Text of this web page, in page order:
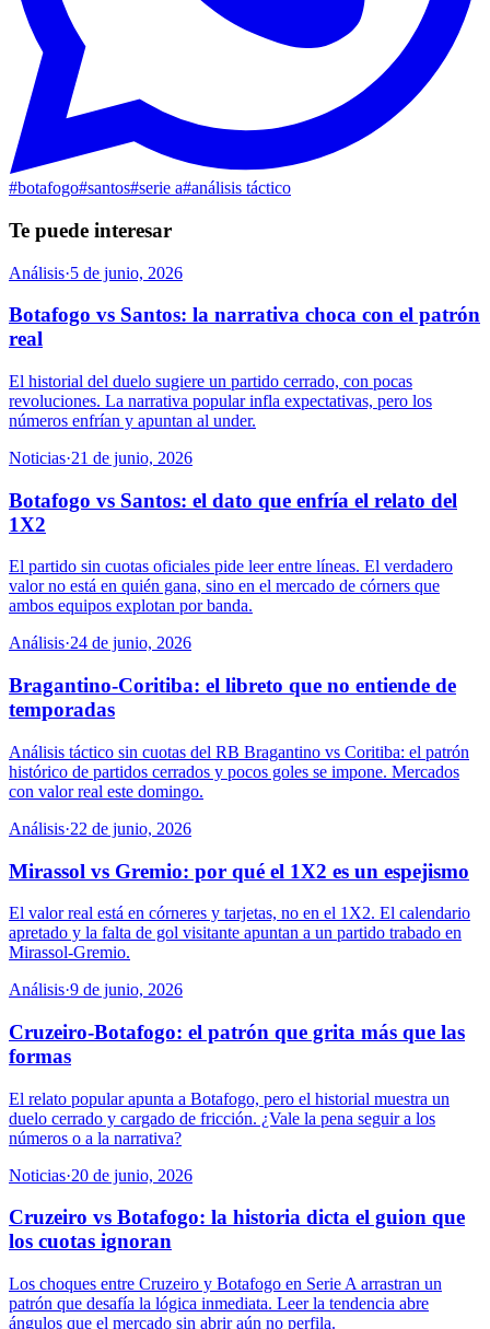
#botafogo#santos#serie a#análisis táctico
Te puede interesar
Análisis·5 de junio, 2026
Botafogo vs Santos: la narrativa choca con el patrón
real
El historial del duelo sugiere un partido cerrado, con pocas
revoluciones. La narrativa popular infla expectativas, pero los
números enfrían y apuntan al under.
Noticias·21 de junio, 2026
Botafogo vs Santos: el dato que enfría el relato del
1X2
El partido sin cuotas oficiales pide leer entre líneas. El verdadero
valor no está en quién gana, sino en el mercado de córners que
ambos equipos explotan por banda.
Análisis·24 de junio, 2026
Bragantino-Coritiba: el libreto que no entiende de
temporadas
Análisis táctico sin cuotas del RB Bragantino vs Coritiba: el patrón
histórico de partidos cerrados y pocos goles se impone. Mercados
con valor real este domingo.
Análisis·22 de junio, 2026
Mirassol vs Gremio: por qué el 1X2 es un espejismo
El valor real está en córneres y tarjetas, no en el 1X2. El calendario
apretado y la falta de gol visitante apuntan a un partido trabado en
Mirassol-Gremio.
Análisis·9 de junio, 2026
Cruzeiro-Botafogo: el patrón que grita más que las
formas
El relato popular apunta a Botafogo, pero el historial muestra un
duelo cerrado y cargado de fricción. ¿Vale la pena seguir a los
números o a la narrativa?
Noticias·20 de junio, 2026
Cruzeiro vs Botafogo: la historia dicta el guion que
los cuotas ignoran
Los choques entre Cruzeiro y Botafogo en Serie A arrastran un
patrón que desafía la lógica inmediata. Leer la tendencia abre
ángulos que el mercado sin abrir aún no perfila.